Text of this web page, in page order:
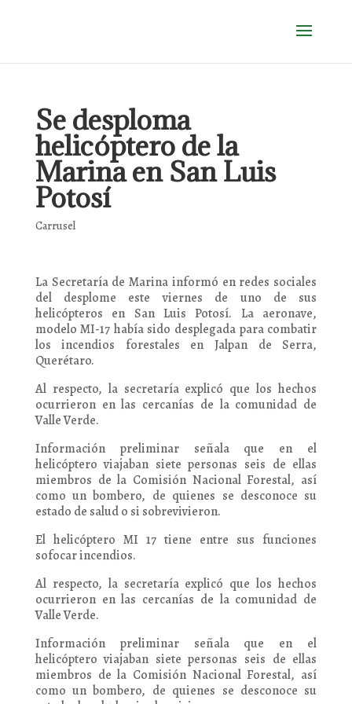
Se desploma
helicóptero de la
Marina en San Luis
Potosí
Carrusel
La Secretaría de Marina informó en redes sociales
del desplome este viernes de uno de sus
helicópteros en San Luis Potosí. La aeronave,
modelo MI-17 había sido desplegada para combatir
los incendios forestales en Jalpan de Serra,
Querétaro.
Al respecto, la secretaría explicó que los hechos
ocurrieron en las cercanías de la comunidad de
Valle Verde.
Información preliminar señala que en el
helicóptero viajaban siete personas seis de ellas
miembros de la Comisión Nacional Forestal, así
como un bombero, de quienes se desconoce su
estado de salud o si sobrevivieron.
El helicóptero MI 17 tiene entre sus funciones
sofocar incendios.
Al respecto, la secretaría explicó que los hechos
ocurrieron en las cercanías de la comunidad de
Valle Verde.
Información preliminar señala que en el
helicóptero viajaban siete personas seis de ellas
miembros de la Comisión Nacional Forestal, así
como un bombero, de quienes se desconoce su